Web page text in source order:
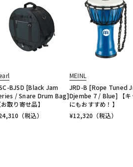
BJSD [Black Jam
/ Snare Drum Bag]
お取り寄せ品】
（税込）
MEINL
JRD-B [Rope Tuned
Djembe 7 / Blue] 【キ
にもおすすめ！】
¥12,320 （税込）